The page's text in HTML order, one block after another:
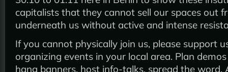
capitalists that they cannot sell our spaces out
underneath us without active and intense
If you cannot physically join us, please support
organizing events in your local area. Plan
hang banners, host info-talks, spread the word.